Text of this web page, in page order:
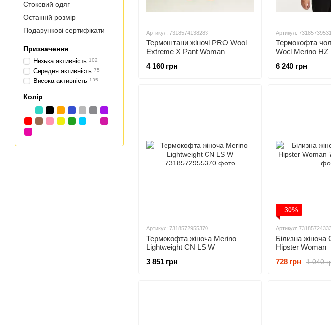
Артикул: 7318574138283
Термоштани жіночі PRO Wool
Extreme X Pant Woman
4 160 грн
Артикул:
Термокофта
Wool Merino HZ
6 240 грн
Артикул: 7318572955370
Термокофта жіноча Merino
Lightweight CN LS W
3 851 грн
−30%
Артикул:
Білизна жіноча
Hipster Woman
1 040
728 грн
Стоковий одяг
Останній розмір
Подарункові сертифікати
Призначення
Низька активність 102
Середня активність 75
Висока активність 135
Колір